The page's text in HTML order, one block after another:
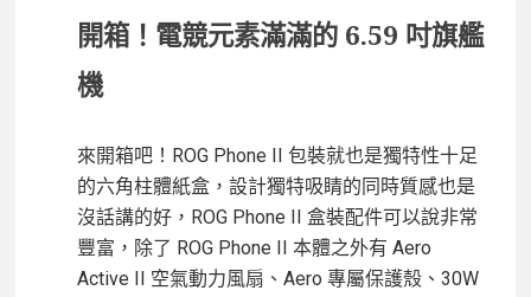
開箱！電競元素滿滿的 6.59 吋旗艦
機
來開箱吧！ROG Phone II 包裝就也是獨特性十足
的六角柱體紙盒，設計獨特吸睛的同時質感也是
沒話講的好，ROG Phone II 盒裝配件可以說非常
豐富，除了 ROG Phone II 本體之外有 Aero
Active II 空氣動力風扇、Aero 專屬保護殼、30W